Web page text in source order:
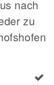
nach
zu